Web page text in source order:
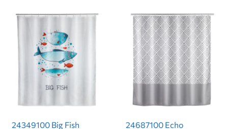
24349100 Big Fish
24687100 Echo